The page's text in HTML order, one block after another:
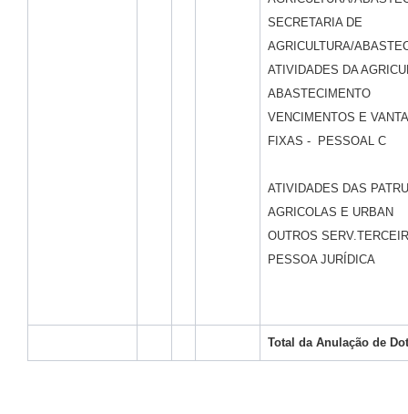
SECRETARIA DE
AGRICULTURA/
ATIVIDADES DA
ABASTECIMENTO
VENCIMENTOS E
FIXAS - PESSOAL C
ATIVIDADES DAS
AGRICOLAS E URBAN
OUTROS
PESSOA JURÍDICA
Total da Anulação de